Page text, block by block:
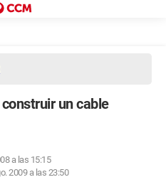
un cable
a las 15:15
2009 a las 23:50